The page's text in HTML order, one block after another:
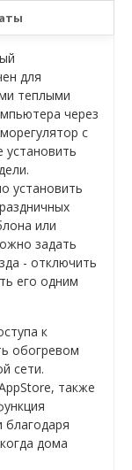
для
теплыми
через
с
установить
или
задать
- отключить
его одним
к
обогревом
сети.
также
благодаря
дома